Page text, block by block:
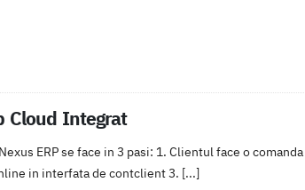
Cloud Integrat
ERP se face in 3 pasi: 1. Clientul face o
in interfata de contclient 3. [...]